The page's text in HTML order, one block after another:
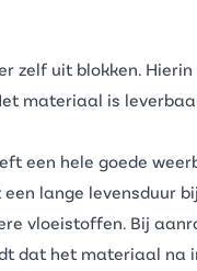
zelf uit blokken.
materiaal is
een hele goede
lange levensduur
vloeistoffen. Bij
dat het materiaal na